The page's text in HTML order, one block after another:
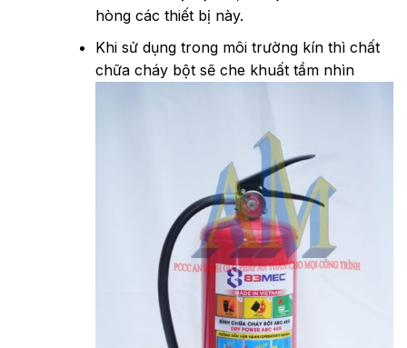
hòng các thiết bị này.
Khi sử dụng trong môi trường kín thì chất
chữa cháy bột sẽ che khuất tầm nhìn